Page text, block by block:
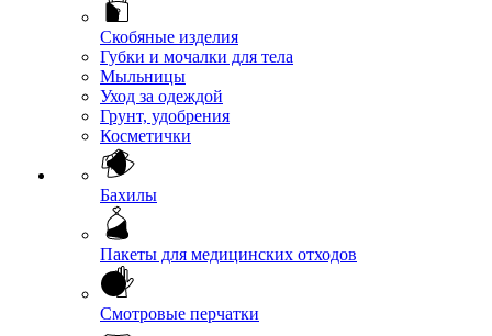
Скобяные изделия
Губки и мочалки для тела
Мыльницы
Уход за одеждой
Грунт, удобрения
Косметички
Бахилы
Пакеты для медицинских отходов
Смотровые перчатки